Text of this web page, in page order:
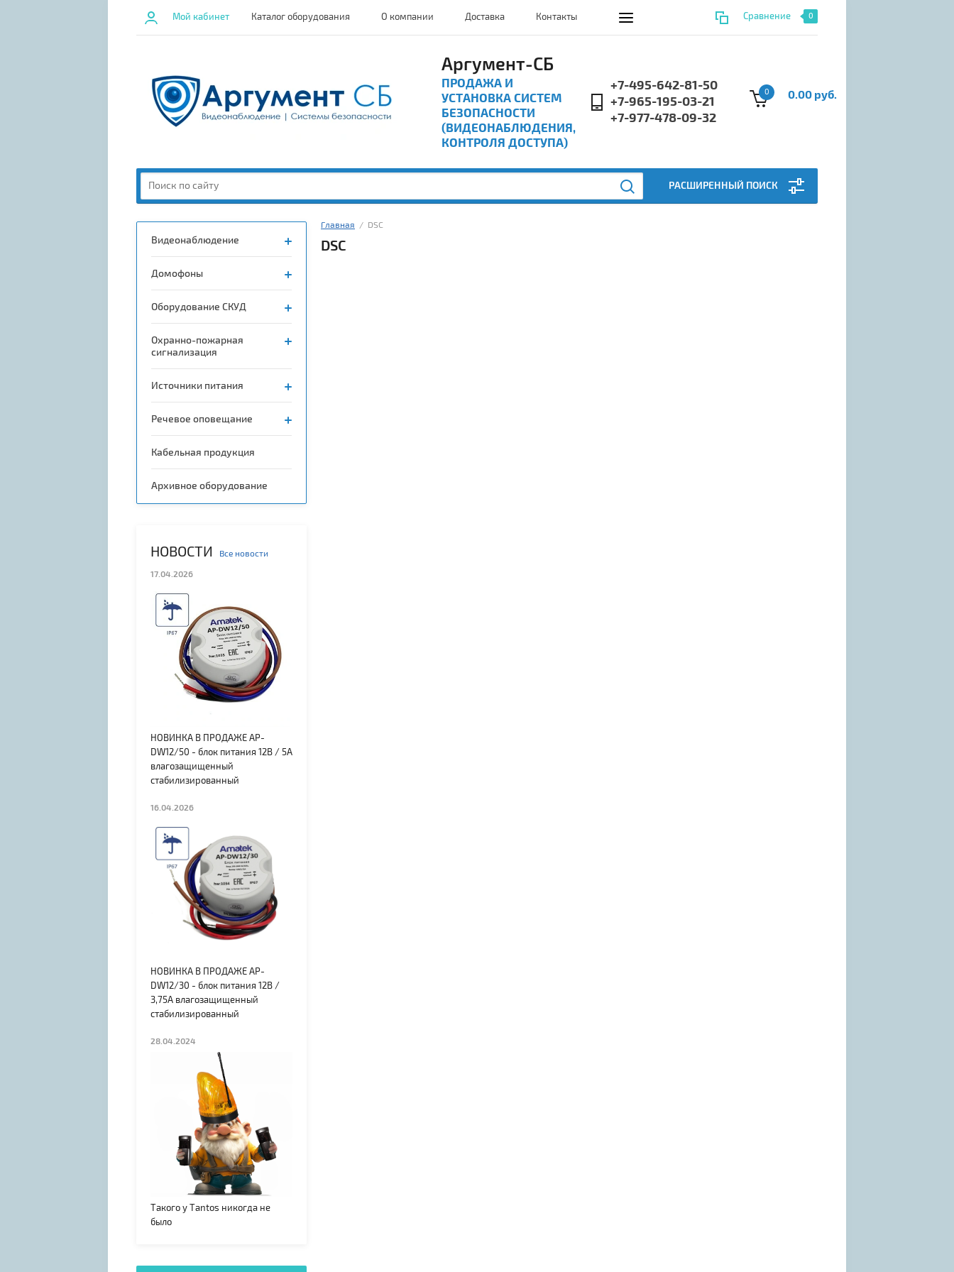
Мой кабинет Каталог оборудования О компании Доставка Контакты Сравнение 0
Аргумент-СБ
ПРОДАЖА И
УСТАНОВКА СИСТЕМ
БЕЗОПАСНОСТИ
(ВИДЕОНАБЛЮДЕНИЯ,
КОНТРОЛЯ ДОСТУПА)
+7-495-642-81-50
+7-965-195-03-21
+7-977-478-09-32
0 0.00 руб.
РАСШИРЕННЫЙ ПОИСК
Видеонаблюдение
Домофоны
Оборудование СКУД
Охранно-пожарная
сигнализация
Источники питания
Речевое оповещание
Кабельная продукция
Архивное оборудование
НОВОСТИ
Все новости
17.04.2026
НОВИНКА В ПРОДАЖЕ AP-
DW12/50 - блок питания 12В / 5А
влагозащищенный
стабилизированный
16.04.2026
НОВИНКА В ПРОДАЖЕ AP-
DW12/30 - блок питания 12В /
3,75А влагозащищенный
стабилизированный
28.04.2024
Такого у Tantos никогда не
было
Главная
  /  DSC
DSC